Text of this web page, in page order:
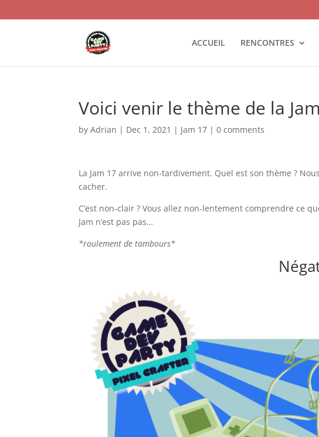
ACCUEIL RENCONTRES
Voici venir le thème de la
byAdrian | Dec 1, 2021 | Jam 17 |0 comments
La Jam 17 arrive non-tardivement. Quel est son thème ?
cacher.
C’est non-clair ? Vous allez non-lentement comprendre ce
Jam n’est pas pas…
*roulement de tambours*